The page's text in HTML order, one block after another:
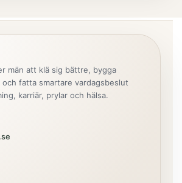
män att klä sig bättre, bygga
fatta smartare vardagsbeslut
karriär, prylar och hälsa.